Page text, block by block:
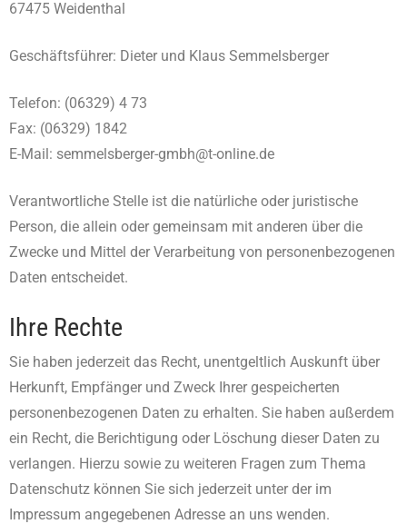
67475 Weidenthal
Geschäftsführer: Dieter und Klaus Semmelsberger
Telefon: (06329) 4 73
Fax: (06329) 1842
E-Mail: semmelsberger-gmbh@t-online.de
Verantwortliche Stelle ist die natürliche oder juristische
Person, die allein oder gemeinsam mit anderen über die
Zwecke und Mittel der Verarbeitung von personenbezogenen
Daten entscheidet.
Ihre Rechte
Sie haben jederzeit das Recht, unentgeltlich Auskunft über
Herkunft, Empfänger und Zweck Ihrer gespeicherten
personenbezogenen Daten zu erhalten. Sie haben außerdem
ein Recht, die Berichtigung oder Löschung dieser Daten zu
verlangen. Hierzu sowie zu weiteren Fragen zum Thema
Datenschutz können Sie sich jederzeit unter der im
Impressum angegebenen Adresse an uns wenden.